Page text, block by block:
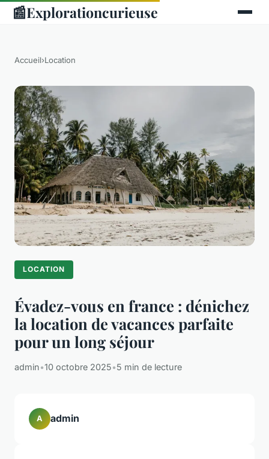
📰Explorationcurieuse
Accueil›Location
LOCATION
Évadez-vous en france : dénichez
la location de vacances parfaite
pour un long séjour
admin•10 octobre 2025•5 min de lecture
A admin